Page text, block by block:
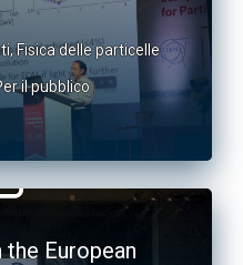
,Fisica delle particelle
il pubblico
the European